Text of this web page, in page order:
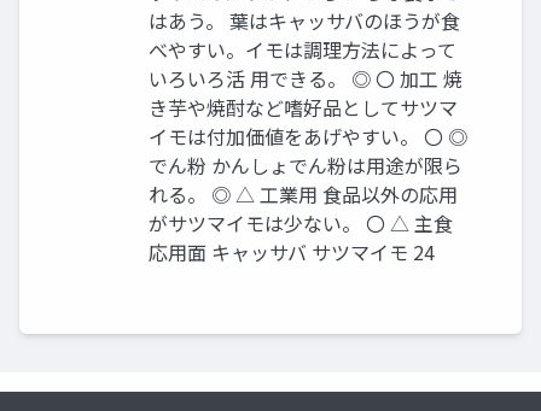
はあう。 葉はキャッサバのほうが食
べやすい。イモは調理方法によって
いろいろ活 用できる。 ◎ 〇 加工 焼
き芋や焼酎など嗜好品としてサツマ
イモは付加価値をあげやすい。 〇 ◎
でん粉 かんしょでん粉は用途が限ら
れる。 ◎ △ 工業用 食品以外の応用
がサツマイモは少ない。 〇 △ 主食
応用面 キャッサバ サツマイモ 24